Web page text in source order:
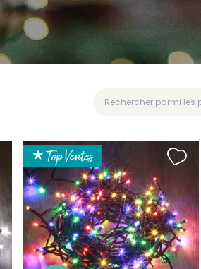
★ Top Ventes